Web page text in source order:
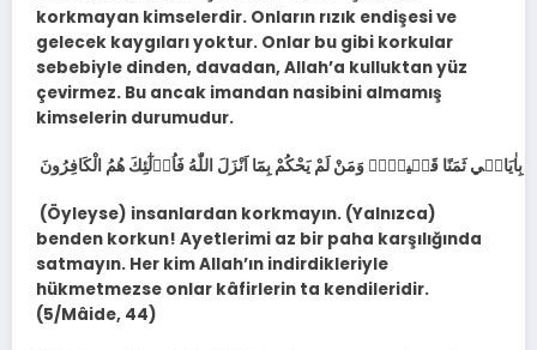
korkmayan kimselerdir. Onların rızık endişesi ve
gelecek kaygıları yoktur. Onlar bu gibi korkular
sebebiyle dinden, davadan, Allah’a kulluktan yüz
çevirmez. Bu ancak imandan nasibini almamış
kimselerin durumudur.
(Öyleyse) insanlardan korkmayın. (Yalnızca)
benden korkun! Ayetlerimi az bir paha karşılığında
satmayın. Her kim Allah’ın indirdikleriyle
hükmetmezse onlar kâfirlerin ta kendileridir.
(5/Mâide, 44)